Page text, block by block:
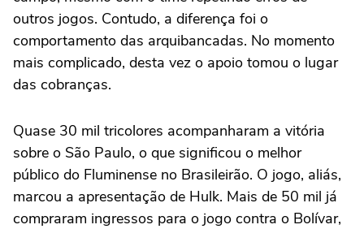
outros jogos. Contudo, a diferença foi o
comportamento das arquibancadas. No momento
mais complicado, desta vez o apoio tomou o lugar
das cobranças.
Quase 30 mil tricolores acompanharam a vitória
sobre o São Paulo, o que significou o melhor
público do Fluminense no Brasileirão. O jogo, aliás,
marcou a apresentação de Hulk. Mais de 50 mil já
compraram ingressos para o jogo contra o Bolívar,